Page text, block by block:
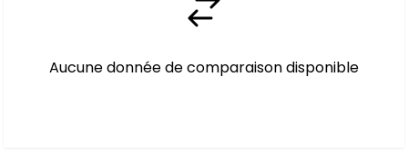
Aucune donnée de comparaison disponible